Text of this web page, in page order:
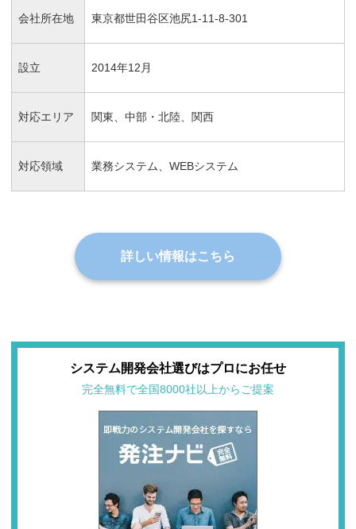
会社所在地 東京都世田谷区池尻1-11-8-301
設立 2014年12月
対応エリア 関東、中部・北陸、関西
対応領域 業務システム、WEBシステム
詳しい情報はこちら
システム開発会社選びはプロにお任せ
完全無料で全国8000社以上からご提案